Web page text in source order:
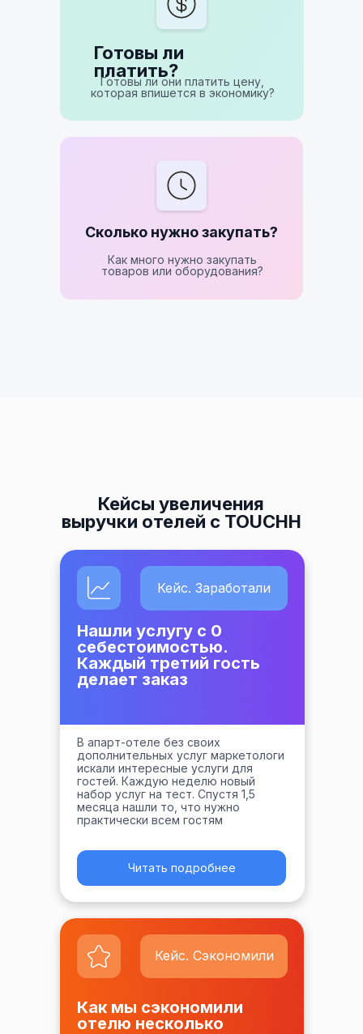
Готовы ли
платить?
Готовы ли они платить цену,
которая впишется в экономику?
Сколько нужно закупать?
Как много нужно закупать
товаров или оборудования?
Кейсы увеличения
выручки отелей с TOUCHH
Как мы сэкономили
отелю несколько
Нашли услугу с 0
себестоимостью.
Каждый третий гость
делает заказ
В апарт-отеле без своих
дополнительных услуг маркетологи
искали интересные услуги для
гостей. Каждую неделю новый
набор услуг на тест. Спустя 1,5
месяца нашли то, что нужно
практически всем гостям
Читать подробнее
Кейс. Заработали
Кейс. Сэкономили